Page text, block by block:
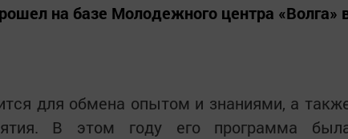
на базе Молодежного центра «Волга»
для обмена опытом и знаниями, а
В этом году его программа